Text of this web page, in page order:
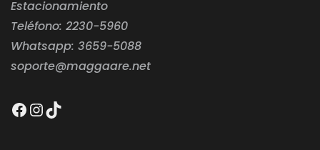
Estacionamiento
Teléfono: 2230-5960
Whatsapp: 3659-5088
soporte@maggaare.net
Facebook
Instagram
TikTok